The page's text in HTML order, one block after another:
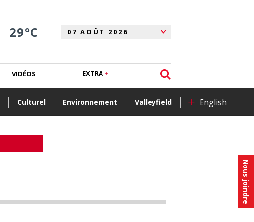
Nous joindre
29°C
Culturel Environnement Valleyfield + English
VIDÉOS EXTRA